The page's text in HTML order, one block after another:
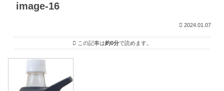
image-16
2024.01.07
この記事は約0分で読めます。